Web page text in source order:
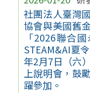
社團法人臺灣
協會與美國舊
「2026聯合
STEAM&AI夏
年2月7日（六
上說明會，鼓
躍參加。